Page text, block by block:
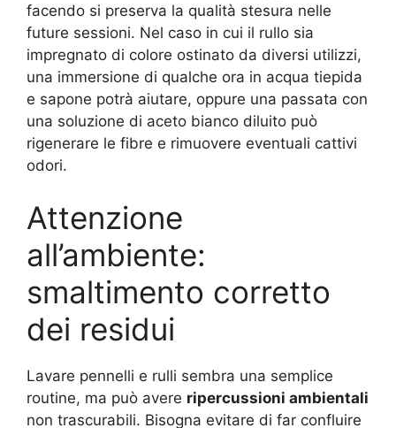
facendo si preserva la qualità stesura nelle
future sessioni. Nel caso in cui il rullo sia
impregnato di colore ostinato da diversi utilizzi,
una immersione di qualche ora in acqua tiepida
e sapone potrà aiutare, oppure una passata con
una soluzione di aceto bianco diluito può
rigenerare le fibre e rimuovere eventuali cattivi
odori.
Attenzione
all’ambiente:
smaltimento corretto
dei residui
Lavare pennelli e rulli sembra una semplice
routine, ma può avere ripercussioni ambientali
non trascurabili. Bisogna evitare di far confluire